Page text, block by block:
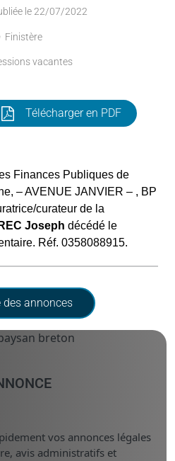
le 22/07/2022
Finistère
vacantes
Télécharger en PDF
Finances Publiques de
– AVENUE JANVIER – , BP
curateur de la
Joseph décédé le
Réf. 0358088915.
des annonces
vos annonces légales
avis administratifs et